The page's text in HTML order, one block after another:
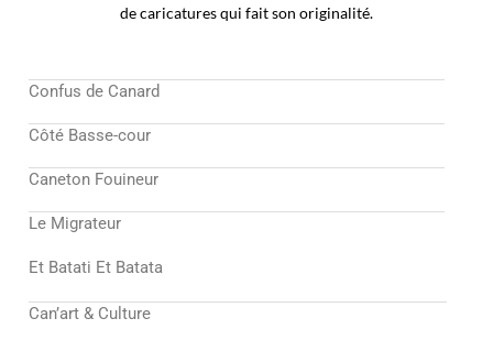
de caricatures qui fait son originalité.
Confus de Canard
Côté Basse-cour
Caneton Fouineur
Le Migrateur
Et Batati Et Batata
Can’art & Culture